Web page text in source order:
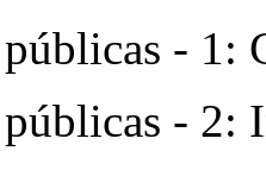
públicas -
- 2: